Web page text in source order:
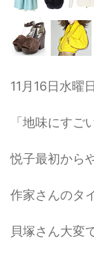
11月16日水曜
「地味にす
悦子最初から
作家さんのタ
貝塚さん大変